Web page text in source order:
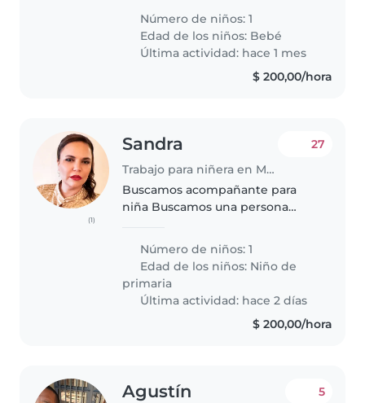
un niño(a) amigable, inteligente
y cariñoso(a). Nos encantaría
alguien que hable español y que
Número de niños: 1
Edad de los niños: Bebé
Última actividad: hace 1 mes
$ 200,00/hora
(1)
Sandra
Trabajo para niñera en Montevideo
27
Buscamos acompañante para
niña Buscamos una persona
y con experiencia para
acompañar a una niña de 9 años.
La niña es autónoma en sus
actividades..
Número de niños: 1
Edad de los niños: Niño de
primaria
Última actividad: hace 2 días
$ 200,00/hora
Agustín 5